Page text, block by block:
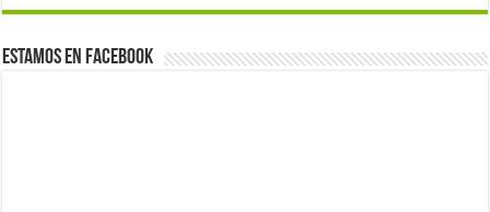
Estamos en Facebook